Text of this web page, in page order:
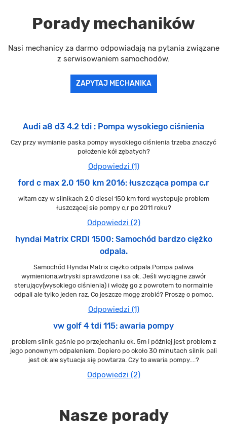
Porady mechaników
Nasi mechanicy za darmo odpowiadają na pytania związane
z serwisowaniem samochodów.
ZAPYTAJ MECHANIKA
Audi a8 d3 4.2 tdi : Pompa wysokiego ciśnienia
Czy przy wymianie paska pompy wysokiego ciśnienia trzeba znaczyć
położenie kół zębatych?
Odpowiedzi (1)
ford c max 2,0 150 km 2016: łuszcząca pompa c,r
witam czy w silnikach 2,0 diesel 150 km ford wystepuje problem
łuszczącej sie pompy c,r po 2011 roku?
Odpowiedzi (2)
hyndai Matrix CRDI 1500: Samochód bardzo ciężko
odpala.
Samochód Hyndai Matrix ciężko odpala.Pompa paliwa
wymieniona,wtryski sprawdzone i sa ok. Jeśli wyciągne zawór
sterujący(wysokiego ciśnienia) i włożę go z powrotem to normalnie
odpali ale tylko jeden raz. Co jeszcze mogę zrobić? Proszę o pomoc.
Odpowiedzi (1)
vw golf 4 tdi 115: awaria pompy
problem silnik gaśnie po przejechaniu ok. 5m i później jest problem z
jego ponownym odpaleniem. Dopiero po około 30 minutach silnik pali
jest ok ale sytuacja się powtarza. Czy to awaria pompy....?
Odpowiedzi (2)
Nasze porady